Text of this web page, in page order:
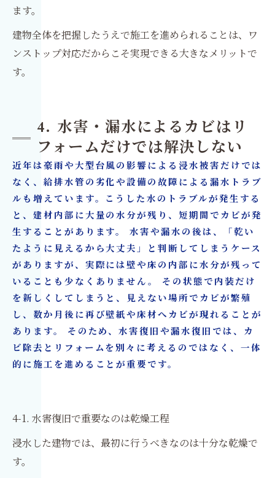
ます。
建物全体を把握したうえで施工を進められることは、ワ
ンストップ対応だからこそ実現できる大きなメリットで
す。
4. 水害・漏水によるカビはリ
フォームだけでは解決しない
近年は豪雨や大型台風の影響による浸水被害だけでは
なく、給排水管の劣化や設備の故障による漏水トラブ
ルも増えています。こうした水のトラブルが発生する
と、建材内部に大量の水分が残り、短期間でカビが発
生することがあります。 水害や漏水の後は、「乾い
たように見えるから大丈夫」と判断してしまうケース
がありますが、実際には壁や床の内部に水分が残って
いることも少なくありません。 その状態で内装だけ
を新しくしてしまうと、見えない場所でカビが繁殖
し、数か月後に再び壁紙や床材へカビが現れることが
あります。 そのため、水害復旧や漏水復旧では、カ
ビ除去とリフォームを別々に考えるのではなく、一体
的に施工を進めることが重要です。
4-1. 水害復旧で重要なのは乾燥工程
浸水した建物では、最初に行うべきなのは十分な乾燥で
す。